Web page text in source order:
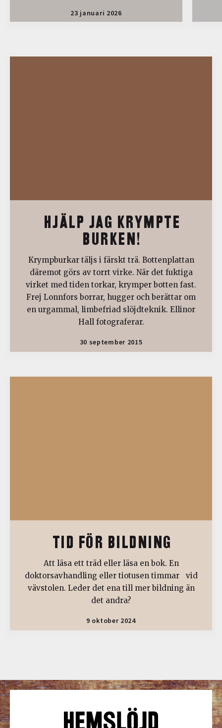
23 januari 2026
HJÄLP JAG KRYMPTE
BURKEN!
Krympburkar täljs i färskt trä. Bottenplattan
däremot görs av torrt virke. När det fuktiga
virket med tiden torkar, krymper botten fast.
Frej Lonnfors borrar, hugger och berättar om
en urgammal, limbefriad slöjdteknik. Ellinor
Hall fotograferar.
30 september 2015
TID FÖR BILDNING
Att läsa ett träd eller läsa en bok. En
doktorsavhandling eller tiotusen timmar vid
vävstolen. Leder det ena till mer bildning än
det andra?
9 oktober 2024